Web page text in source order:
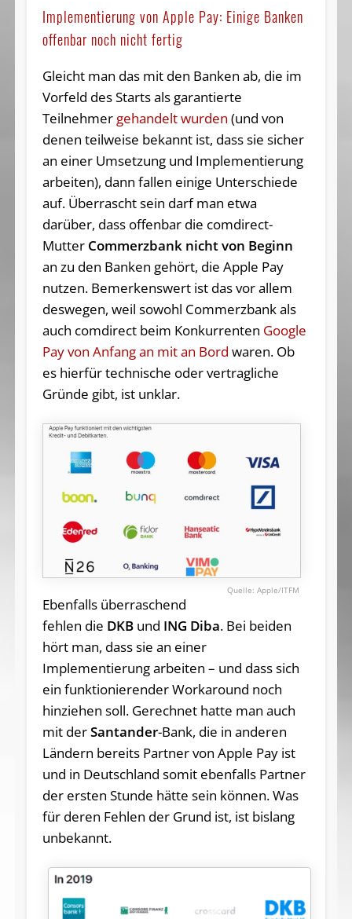
Implementierung von Apple Pay: Einige Banken
offenbar noch nicht fertig
Gleicht man das mit den Banken ab, die im
Vorfeld des Starts als garantierte
Teilnehmer gehandelt wurden (und von
denen teilweise bekannt ist, dass sie sicher
an einer Umsetzung und Implementierung
arbeiten), dann fallen einige Unterschiede
auf. Überrascht sein darf man etwa
darüber, dass offenbar die comdirect-
Mutter Commerzbank nicht von Beginn
an zu den Banken gehört, die Apple Pay
nutzen. Bemerkenswert ist das vor allem
deswegen, weil sowohl Commerzbank als
auch comdirect beim Konkurrenten Google
Pay von Anfang an mit an Bord waren. Ob
es hierfür technische oder vertragliche
Gründe gibt, ist unklar.
Apple/ITFM
Ebenfalls überraschend
fehlen die DKBund ING Diba. Bei beiden
hört man, dass sie an einer
Implementierung arbeiten – und dass sich
ein funktionierender Workaround noch
hinziehen soll. Gerechnet hatte man auch
mit derSantander-Bank, die in anderen
Ländern bereits Partner von Apple Pay ist
und in Deutschland somit ebenfalls Partner
der ersten Stunde hätte sein können. Was
für deren Fehlen der Grund ist, ist bislang
unbekannt.